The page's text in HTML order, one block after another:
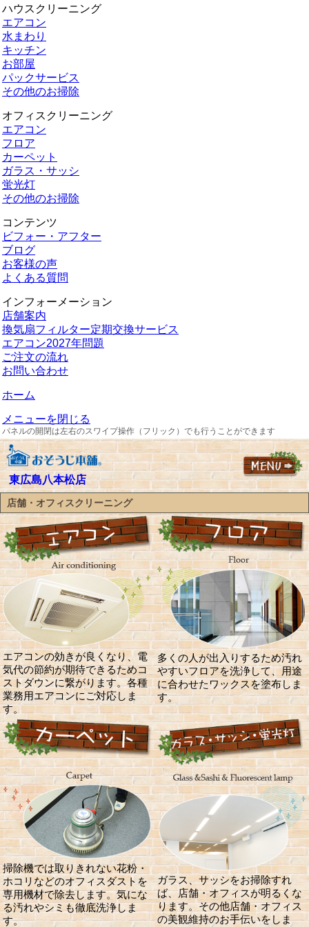
ハウスクリーニング
エアコン
水まわり
キッチン
お部屋
パックサービス
その他のお掃除
オフィスクリーニング
エアコン
フロア
カーペット
ガラス・サッシ
蛍光灯
その他のお掃除
コンテンツ
ビフォー・アフター
ブログ
お客様の声
よくある質問
インフォーメーション
店舗案内
換気扇フィルター定期交換サービス
エアコン2027年問題
ご注文の流れ
お問い合わせ
ホーム
メニューを閉じる
パネルの開閉は左右のスワイプ操作（フリック）でも行うことができます
東広島八本松店
店舗・オフィスクリーニング
エアコンの効きが良くなり、電
気代の節約が期待できるためコ
ストダウンに繋がります。各種
業務用エアコンにご対応しま
す。
多くの人が出入りするため汚れ
やすいフロアを洗浄して、用途
に合わせたワックスを塗布しま
す。
掃除機では取りきれない花粉・
ホコリなどのオフィスダストを
専用機材で除去します。気にな
る汚れやシミも徹底洗浄しま
す。
ガラス、サッシをお掃除すれ
ば、店舗・オフィスが明るくな
ります。その他店舗・オフィス
の美観維持のお手伝いをしま